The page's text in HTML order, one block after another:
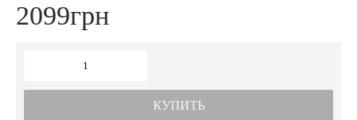
2099грн
КУПИТЬ